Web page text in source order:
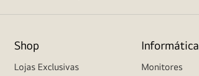
Shop
Lojas Exclusivas
Informática
Monitores